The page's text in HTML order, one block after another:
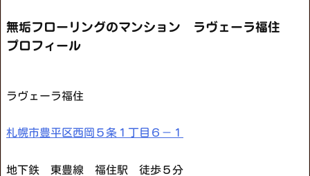
無垢フローリングのマンション ラヴェーラ福住
プロフィール
ラヴェーラ福住
札幌市豊平区西岡５条１丁目６－１
地下鉄 東豊線 福住駅 徒歩５分